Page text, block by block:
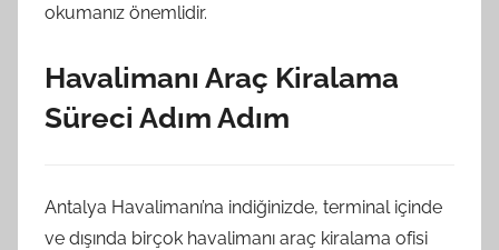
okumanız önemlidir.
Havalimanı Araç Kiralama
Süreci Adım Adım
Antalya Havalimanı’na indiğinizde, terminal içinde
ve dışında birçok havalimanı araç kiralama ofisi